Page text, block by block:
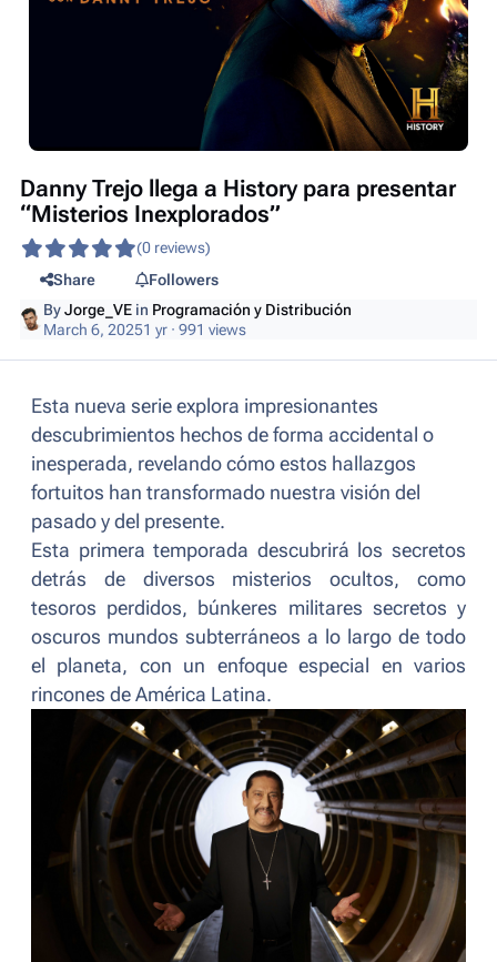
Danny Trejo llega a History para presentar
“Misterios Inexplorados”
(0 reviews)
Share
Followers
ByJorge_VE in Programación y Distribución
March 6, 20251 yr · 991 views
Esta nueva serie explora impresionantes
descubrimientos hechos de forma accidental o
inesperada, revelando cómo estos hallazgos
fortuitos han transformado nuestra visión del
pasado y del presente.
Esta primera temporada descubrirá los secretos
detrás de diversos misterios ocultos, como
tesoros perdidos, búnkeres militares secretos y
oscuros mundos subterráneos a lo largo de todo
el planeta, con un enfoque especial en varios
rincones de América Latina.